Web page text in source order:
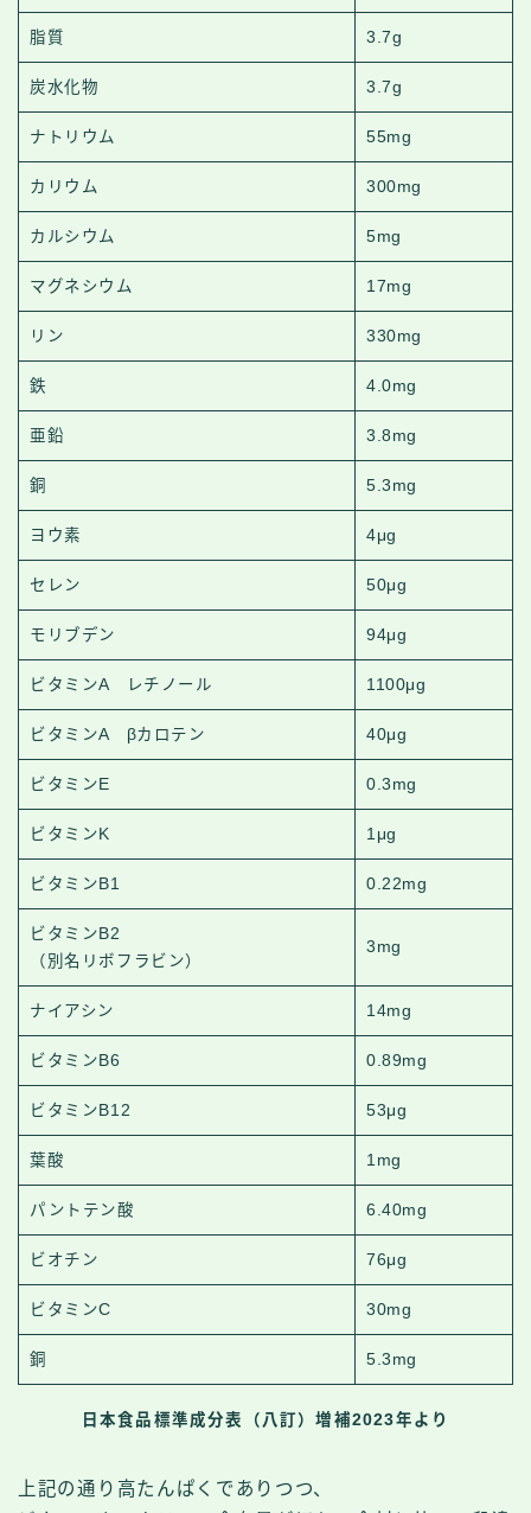
脂質 3.7g
炭水化物 3.7g
ナトリウム 55mg
カリウム 300mg
カルシウム 5mg
マグネシウム 17mg
リン 330mg
鉄 4.0mg
亜鉛 3.8mg
銅 5.3mg
ヨウ素 4μg
セレン 50μg
モリブデン 94μg
ビタミンA レチノール 1100μg
ビタミンA βカロテン 40μg
ビタミンE 0.3mg
ビタミンK 1μg
ビタミンB1 0.22mg
ビタミンB2
（別名リボフラビン）
3mg
ナイアシン 14mg
ビタミンB6 0.89mg
ビタミンB12 53μg
葉酸 1mg
パントテン酸 6.40mg
ビオチン 76μg
ビタミンC 30mg
銅 5.3mg
日本食品標準成分表（八訂）増補2023年より
上記の通り高たんぱくでありつつ、